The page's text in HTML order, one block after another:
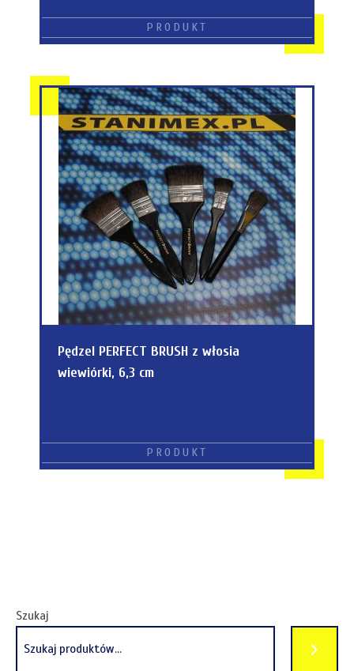
Pędzel PERFECT BRUSH z włosia
wiewiórki, 6,3 cm
Szukaj